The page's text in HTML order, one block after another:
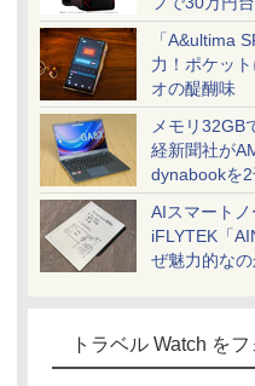
「A&ultima
力！ポケッ
オの醍醐味
メモリ32GB
経新聞社が
dynabookを2
AIスマート
iFLYTEK「
ぜ魅力的なの
トラベル Watch を